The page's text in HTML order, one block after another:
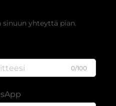
yhteyttä pian.
0/100